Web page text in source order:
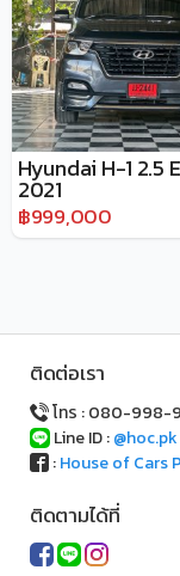
Hyundai H-1 2.5
2021
฿999,000
ติดต่อเรา
โทร : 080-998-
Line ID :@hoc.pk
:House of Cars
ติดตามได้ที่